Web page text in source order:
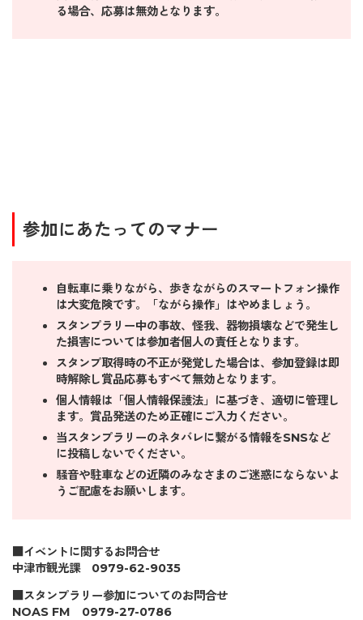
る場合、応募は無効となります。
参加にあたってのマナー
自転車に乗りながら、歩きながらのスマートフォン操作
は大変危険です。「ながら操作」はやめましょう。
スタンプラリー中の事故、怪我、器物損壊などで発生し
た損害については参加者個人の責任となります。
スタンプ取得時の不正が発覚した場合は、参加登録は即
時解除し賞品応募もすべて無効となります。
個人情報は「個人情報保護法」に基づき、適切に管理し
ます。賞品発送のため正確にご入力ください。
当スタンプラリーのネタバレに繋がる情報をSNSなど
に投稿しないでください。
騒音や駐車などの近隣のみなさまのご迷惑にならないよ
うご配慮をお願いします。
■イベントに関するお問合せ
中津市観光課 0979-62-9035
■スタンプラリー参加についてのお問合せ
NOAS FM 0979-27-0786